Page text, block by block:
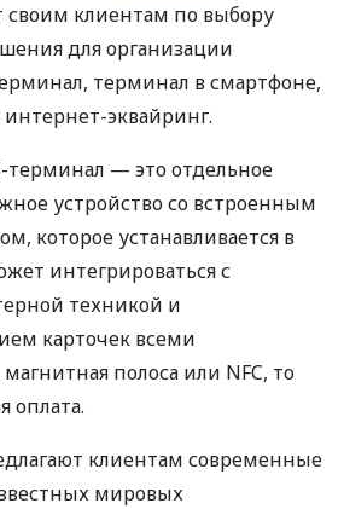
клиентам по выбору
для организации
терминал в смартфоне,
эквайринг.
терминал — это отдельное
устройство со встроенным
которое устанавливается в
интегрироваться с
техникой и
карточек всеми
полоса или NFC, то
оплата.
клиентам современные
мировых